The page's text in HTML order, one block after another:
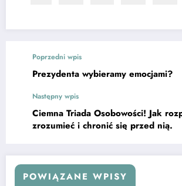
Poprzedni wpis
Prezydenta wybieramy emocjami?
Następny wpis
Ciemna Triada Osobowości! Jak
zrozumieć i chronić się przed nią.
POWIĄZANE WPISY